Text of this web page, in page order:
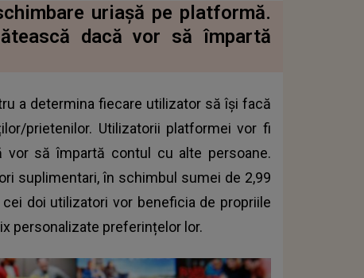
uriașă pe platformă.
dacă vor să împartă
a determina fiecare utilizator să îşi facă
prietenilor. Utilizatorii platformei vor fi
să împartă contul cu alte persoane.
suplimentari, în schimbul sumei de 2,99
doi utilizatori vor beneficia de propriile
personalizate preferințelor lor.